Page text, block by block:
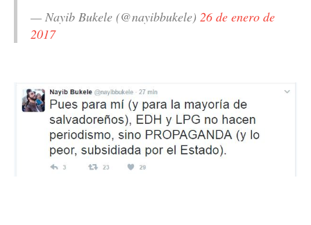
— Nayib Bukele (@nayibbukele) 26 de enero de
2017